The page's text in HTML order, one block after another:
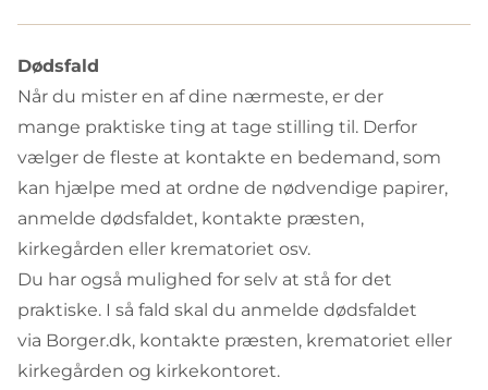
Dødsfald
Når du mister en af dine nærmeste, er der
mange praktiske ting at tage stilling til. Derfor
vælger de fleste at kontakte en bedemand, som
kan hjælpe med at ordne de nødvendige papirer,
anmelde dødsfaldet, kontakte præsten,
kirkegården eller krematoriet osv.
Du har også mulighed for selv at stå for det
praktiske. I så fald skal du anmelde dødsfaldet
via Borger.dk, kontakte præsten, krematoriet eller
kirkegården og kirkekontoret.